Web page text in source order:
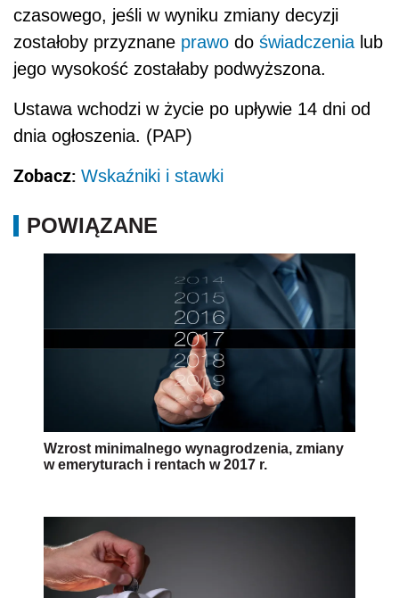
czasowego, jeśli w wyniku zmiany decyzji
zostałoby przyznane prawo do świadczenia lub
jego wysokość zostałaby podwyższona.
Ustawa wchodzi w życie po upływie 14 dni od
dnia ogłoszenia. (PAP)
Zobacz: Wskaźniki i stawki
POWIĄZANE
Wzrost minimalnego wynagrodzenia, zmiany
w emeryturach i rentach w 2017 r.